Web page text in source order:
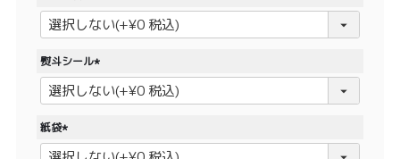
お問い合わせ
ご利用ガイド
プライバシーポリシー
(
必
熨斗シール
(
必
紙袋
(